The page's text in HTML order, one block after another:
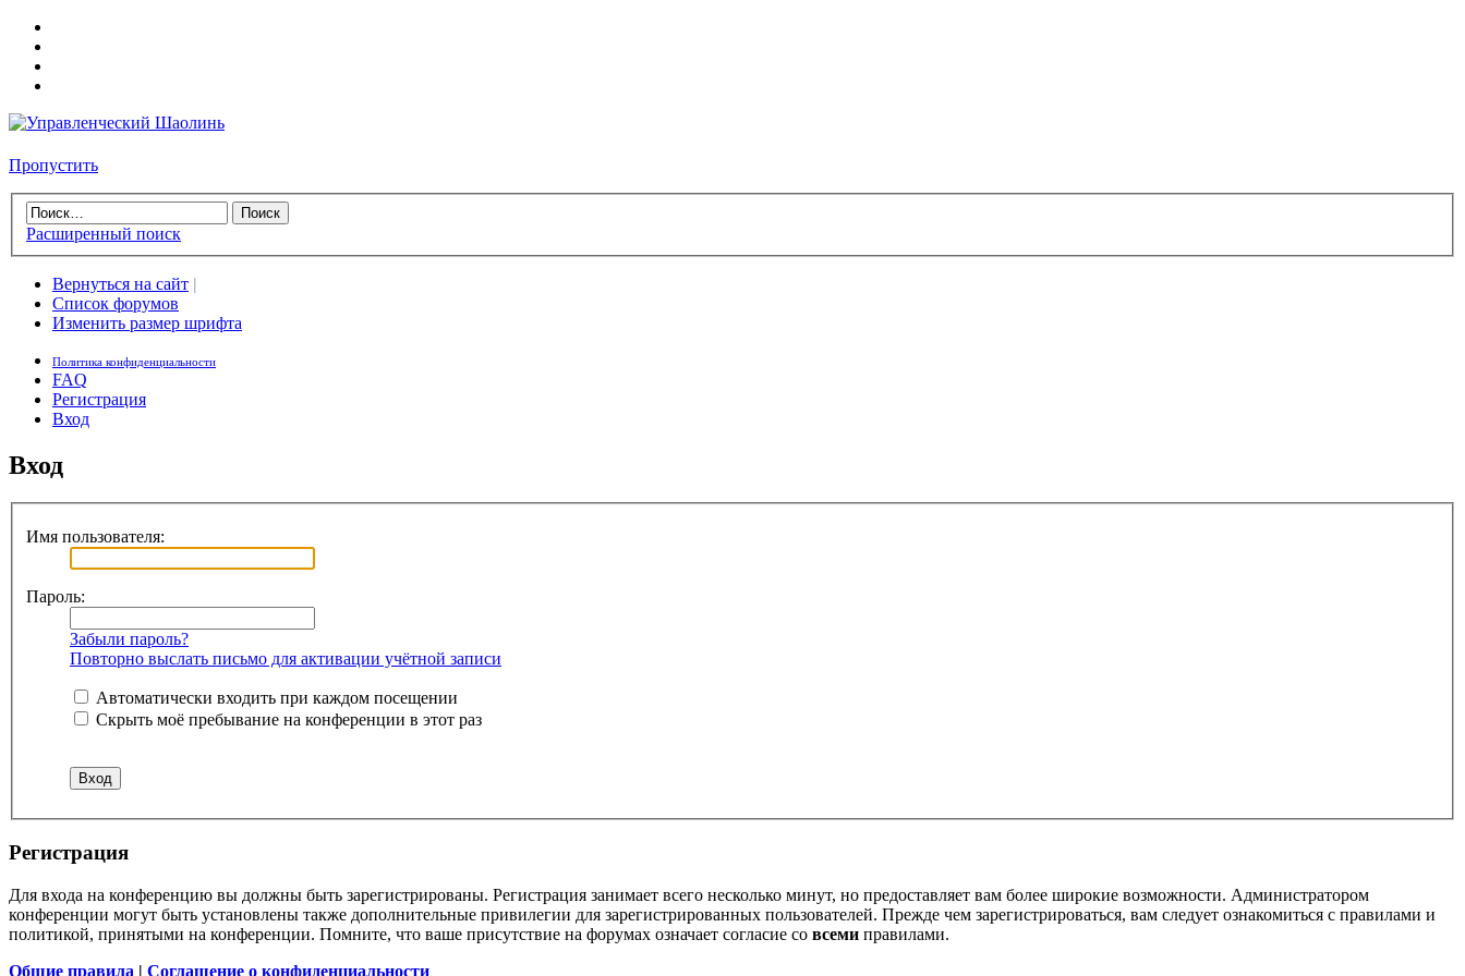
Пропустить
Расширенный поиск
Вернуться на сайт |
Список форумов
Изменить размер шрифта
Политика конфиденциальности
FAQ
Регистрация
Вход
Вход
Имя пользователя:
Пароль:
Забыли пароль?
Повторно выслать письмо для активации учётной записи
Автоматически входить при каждом посещении
Скрыть моё пребывание на конференции в этот раз
Регистрация
Для входа на конференцию вы должны быть зарегистрированы. Регистрация занимает всего несколько минут, но предоставляет вам более широкие возможности. Администратором
конференции могут быть установлены также дополнительные привилегии для зарегистрированных пользователей. Прежде чем зарегистрироваться, вам следует ознакомиться с правилами и
политикой, принятыми на конференции. Помните, что ваше присутствие на форумах означает согласие со всеми правилами.
Общие правила | Соглашение о конфиденциальности